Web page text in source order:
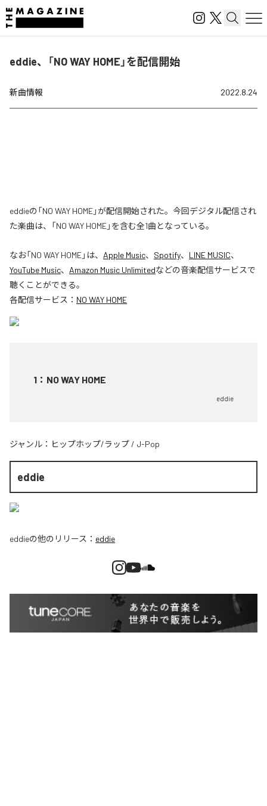
eddie、「NO WAY HOME」を配信開始
新曲情報 2022.8.24
eddieの「NO WAY HOME」が配信開始された。今回デジタル配信され
た楽曲は、「NO WAY HOME」を含む全1曲となっている。
なお「NO WAY HOME」は、 Apple Music、 Spotify、 LINE MUSIC、
YouTube Music、 Amazon Music Unlimitedなどの音楽配信サービスで
聴くことができる。
各配信サービス： NO WAY HOME
1 ： NO WAY HOME
eddie
ジャンル： ヒップホップ/ラップ / J-Pop
eddie
eddieの他のリリース： eddie